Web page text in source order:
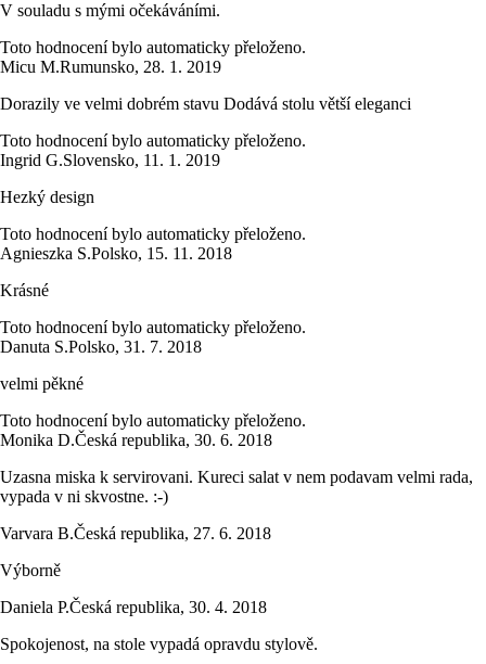
V souladu s mými očekáváními.
Toto hodnocení bylo automaticky přeloženo.
Micu M.Rumunsko, 28. 1. 2019
Dorazily ve velmi dobrém stavu Dodává stolu větší eleganci
Toto hodnocení bylo automaticky přeloženo.
Ingrid G.Slovensko, 11. 1. 2019
Hezký design
Toto hodnocení bylo automaticky přeloženo.
Agnieszka S.Polsko, 15. 11. 2018
Krásné
Toto hodnocení bylo automaticky přeloženo.
Danuta S.Polsko, 31. 7. 2018
velmi pěkné
Toto hodnocení bylo automaticky přeloženo.
Monika D.Česká republika, 30. 6. 2018
Uzasna miska k servirovani. Kureci salat v nem podavam velmi rada,
vypada v ni skvostne. :-)
Varvara B.Česká republika, 27. 6. 2018
Výborně
Daniela P.Česká republika, 30. 4. 2018
Spokojenost, na stole vypadá opravdu stylově.